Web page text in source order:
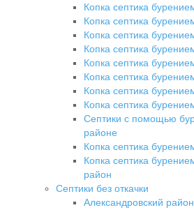
Копка септика
Копка септика
Копка септика
Копка септика
Копка септика
Копка септика
Копка септика
Копка септика
Септики с помощью
районе
Копка септика
Копка септика
район
Септики без откачки
Александровский район